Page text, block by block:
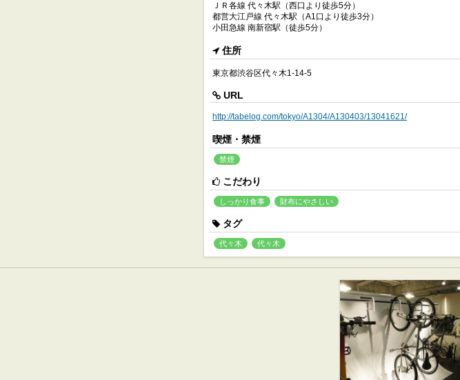
ＪＲ各線 代々木駅（西口より徒歩5分）
都営大江戸線 代々木駅（A1口より徒歩3分）
小田急線 南新宿駅（徒歩5分）
住所
東京都渋谷区代々木1-14-5
URL
http://tabelog.com/tokyo/A1304/A130403/13041621/
喫煙・禁煙
禁煙
こだわり
しっかり食事 財布にやさしい
タグ
代々木 代々木